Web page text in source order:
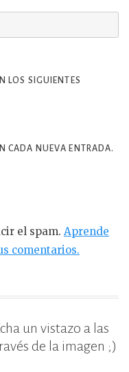
LOS SIGUIENTES
CADA NUEVA ENTRADA.
el spam. Aprende
comentarios.
un vistazo a las
de la imagen ;)